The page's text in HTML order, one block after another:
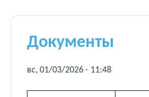
Документы
вс, 01/03/2026 - 11:48